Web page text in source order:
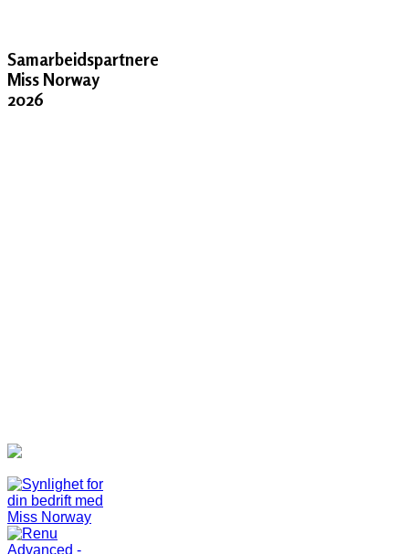
Samarbeidspartnere
Miss Norway
2026